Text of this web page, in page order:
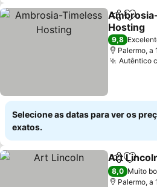
Partilhar
Hosting
9,8
Palermo, a
Autêntico
Selecione as datas para ver os
exatos.
Partilhar
Art
8,0 Muito
Palermo, a